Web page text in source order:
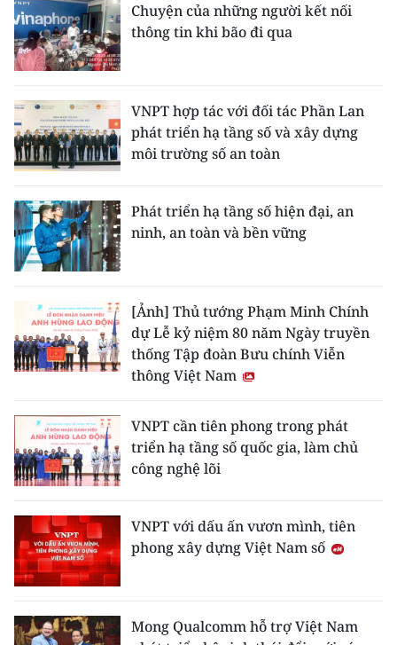
Media Giáo dục
Media Y tế
Media Môi trường
Ảnh
Infographic
TIN MỚI
TIN ĐỊA PHƯƠNG
Trung du và miền núi phía Bắc
Đồng bằng sông Hồng
Bắc Trung Bộ
Duyên hải Nam Trung Bộ và Tây
Nguyên
Đông Nam Bộ
Đồng bằng sông Cửu Long
Chuyện của những người kết nối
thông tin khi bão đi qua
VNPT hợp tác với đối tác Phần Lan
phát triển hạ tầng số và xây dựng
môi trường số an toàn
Phát triển hạ tầng số hiện đại, an
ninh, an toàn và bền vững
[Ảnh] Thủ tướng Phạm Minh Chính
dự Lễ kỷ niệm 80 năm Ngày truyền
thống Tập đoàn Bưu chính Viễn
thông Việt Nam
VNPT cần tiên phong trong phát
triển hạ tầng số quốc gia, làm chủ
công nghệ lõi
VNPT với dấu ấn vươn mình, tiên
phong xây dựng Việt Nam số
Mong Qualcomm hỗ trợ Việt Nam